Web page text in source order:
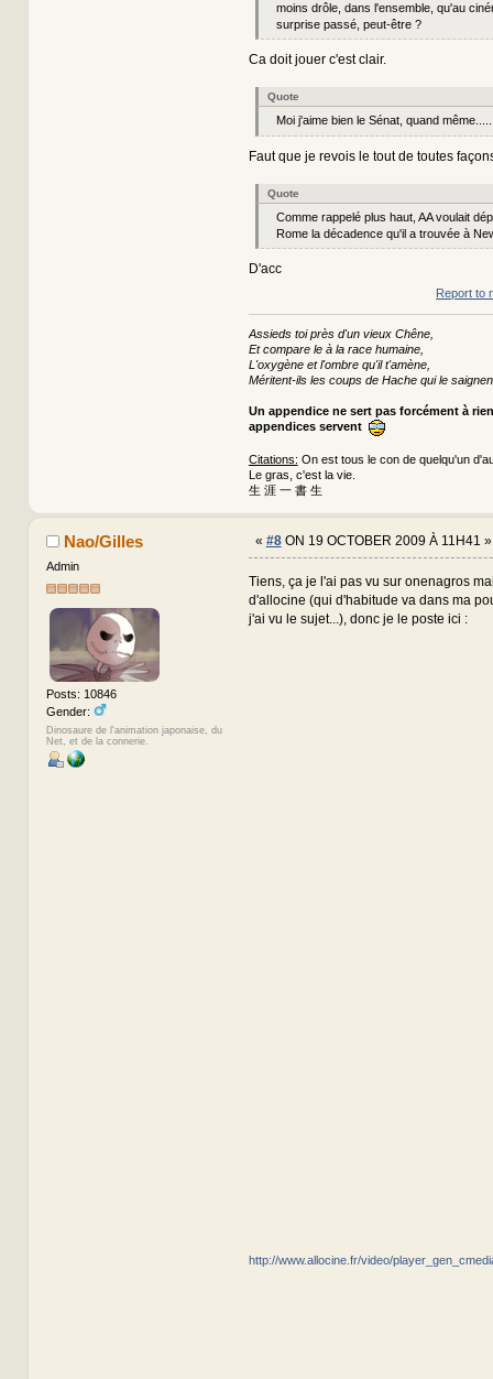
moins drôle, dans l'ensemble, qu'au
surprise passé, peut-être ?
Ca doit jouer c'est clair.
Quote
Moi j'aime bien le Sénat, quand
Faut que je revois le tout de toutes
Quote
Comme rappelé plus haut, AA voulait
Rome la décadence qu'il a trouvée à
D'acc
Report to
Assieds toi près d'un vieux Chêne,
Et compare le à la race humaine,
L'oxygène et l'ombre qu'il t'amène,
Méritent-ils les coups de Hache qui le
Un appendice ne sert pas forcément à
appendices servent
Citations: On est tous le con de quelqu'un
Le gras, c'est la vie.
生 涯 一 書 生
Nao/Gilles
Admin
Posts: 10846
Gender:
Dinosaure de l'animation japonaise, du
Net, et de la connerie.
« #8ON 19 OCTOBER 2009 À 11H41 »
Tiens, ça je l'ai pas vu sur onenagros
d'allocine (qui d'habitude va dans ma
j'ai vu le sujet...), donc je le poste ici :
http://www.allocine.fr/video/